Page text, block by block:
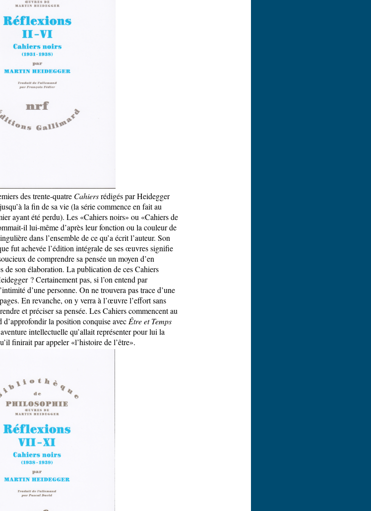
des trente-quatre Cahiersrédigés par Heidegger
la fin de sa vie (la série commence en fait au
ayant été perdu). Les «Cahiers noirs» ou «Cahiers de
il lui-même d’après leur fonction ou la couleur de
dans l’ensemble de ce qu’a écrit l’auteur. Son
fut achevée l’édition intégrale de ses œuvres signifie
de comprendre sa pensée un moyen d’en
de son élaboration. La publication de ces Cahiers
? Certainement pas, si l’on entend par
d’une personne. On ne trouvera pas trace d’une
En revanche, on y verra à l’œuvre l’effort sans
et préciser sa pensée. Les Cahiers commencent au
la position conquise avecÊtre et Temps
intellectuelle qu’allait représenter pour lui la
finirait par appeler «l’histoire de l’être».